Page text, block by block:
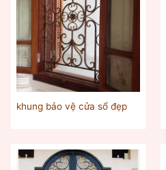
khung bảo vệ cửa sổ đẹp